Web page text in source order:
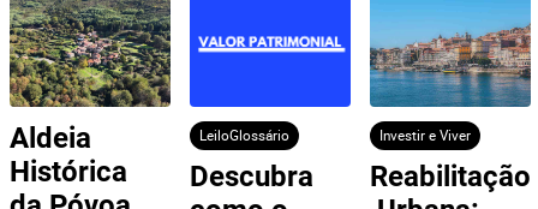
Aldeia
Histórica
LeiloGlossário
Descubra
Investir e Viver
Reabilitação